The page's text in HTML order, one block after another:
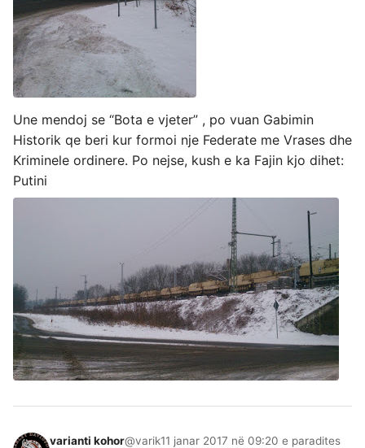
Une mendoj se “Bota e vjeter” , po vuan Gabimin
Historik qe beri kur formoi nje Federate me Vrases dhe
Kriminele ordinere. Po nejse, kush e ka Fajin kjo dihet:
Putini
varianti kohor@varik11 janar 2017 në 09:20 e paradites